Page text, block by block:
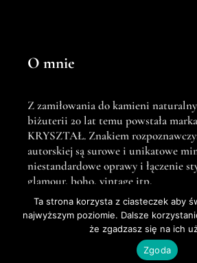
O mnie
Z zamiłowania do kamieni
biżuterii 20 lat temu powstała
KRYSZTAŁ. Znakiem
autorskiej są surowe i unikatowe
niestandardowe oprawy i łączenie
glamour, boho, vintage itp.
WIĘCEJ
- strony, sklepy
Ta strona korzysta z ciasteczek aby
najwyższym poziomie. Dalsze
że zgadzasz się na ich
Zgoda